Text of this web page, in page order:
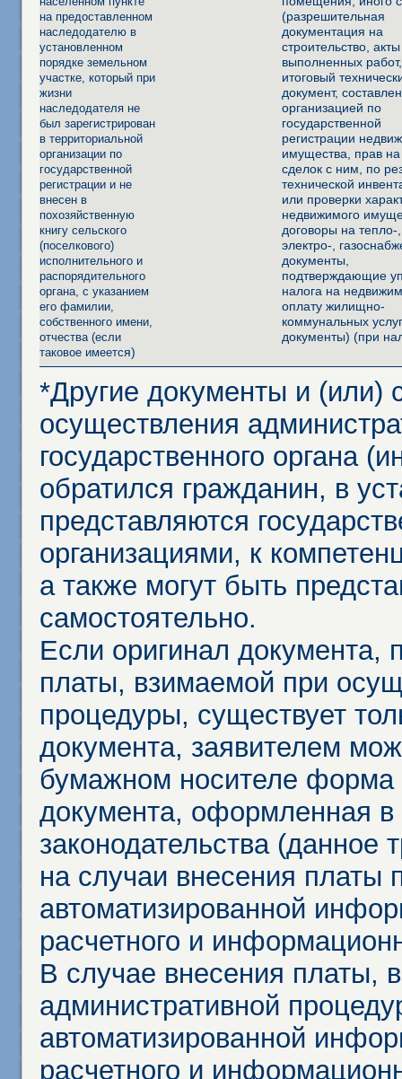
на предоставленном
наследодателю в
установленном
порядке земельном
участке, который при
жизни
наследодателя не
был зарегистрирован
в территориальной
организации по
государственной
регистрации и не
внесен в
похозяйственную
книгу сельского
(поселкового)
исполнительного и
распорядительного
органа, с указанием
его фамилии,
собственного имени,
отчества (если
таковое имеется)
(разрешительная
документация на
строительство, акты
выполненных работ,
итоговый
документ,
организацией по
государственной
регистрации
имущества, прав на
сделок с ним, по
технической
или проверки
недвижимого
договоры на тепло-
электро-,
документы,
подтверждающие
налога на
оплату жилищно-
коммунальных
документы) (при
*Другие документы и (или)
осуществления
государственного органа
обратился гражданин, в
представляются
организациями, к
а также могут быть
самостоятельно.
Если оригинал документа,
платы, взимаемой при
процедуры, существует
документа, заявителем
бумажном носителе форма
документа, оформленная в
законодательства (данное
на случаи внесения платы
автоматизированной
расчетного и
В случае внесения платы,
административной
автоматизированной
расчетного и